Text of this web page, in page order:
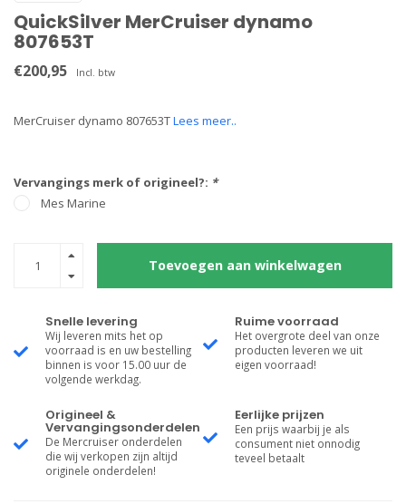
QuickSilver MerCruiser dynamo
807653T
€200,95 Incl. btw
MerCruiser dynamo 807653TLees meer..
Vervangings merk of origineel?: *
Mes Marine
Toevoegen aan winkelwagen
Snelle levering
Wij leveren mits het op
voorraad is en uw bestelling
binnen is voor 15.00 uur de
volgende werkdag.
Ruime voorraad
Het overgrote deel van onze
producten leveren we uit
eigen voorraad!
Origineel &
Vervangingsonderdelen
De Mercruiser onderdelen
die wij verkopen zijn altijd
originele onderdelen!
Eerlijke prijzen
Een prijs waarbij je als
consument niet onnodig
teveel betaalt